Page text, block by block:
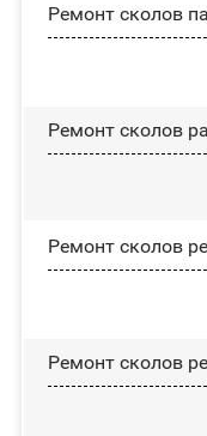
Ремонт сколов
Ремонт сколов
Ремонт сколов
Ремонт сколов